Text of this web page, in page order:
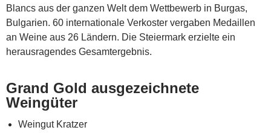
Blancs aus der ganzen Welt dem Wettbewerb in Burgas,
Bulgarien. 60 internationale Verkoster vergaben Medaillen
an Weine aus 26 Ländern. Die Steiermark erzielte ein
herausragendes Gesamtergebnis.
Grand Gold ausgezeichnete
Weingüter
Weingut Kratzer